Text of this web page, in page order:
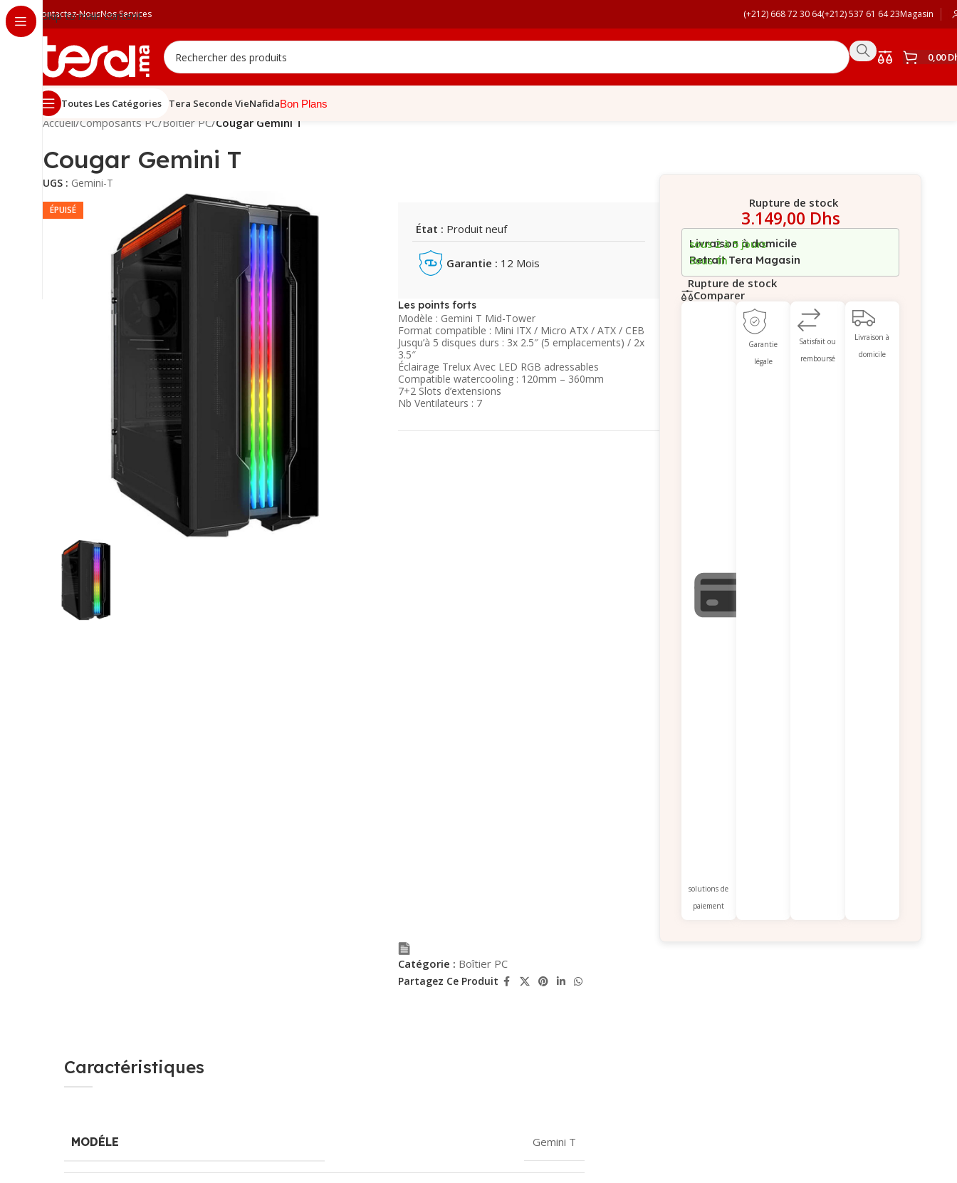
Skip to main content
Contactez-NousNos Services (+212) 668 72 30 64(+212) 537 61 64 23Magasin
0,00
Toutes Les Catégories Tera Seconde VieNafidaBon Plans
Accueil/Composants PC/Boîtier PC/Cougar Gemini T
Cougar Gemini T
UGS : Gemini-T
ÉPUISÉ
État : Produit neuf
Garantie : 12 Mois
Les points forts
Modèle : Gemini T Mid-Tower
Format compatible : Mini ITX / Micro ATX / ATX / CEB
Jusqu’à 5 disques durs : 3x 2.5″ (5 emplacements) / 2x
3.5″
Éclairage Trelux Avec LED RGB adressables
Compatible watercooling : 120mm – 360mm
7+2 Slots d’extensions
Nb Ventilateurs : 7
Rupture de stock
3.149,00 Dhs
Livraison à domicile
sous 2 à 5 jours
Retrait Tera Magasin
Sous 1h
Rupture de stock
Comparer
solutions de
paiement
Garantie
légale
Satisfait ou
remboursé
Livraison à
domicile
Catégorie : Boîtier PC
Partagez Ce Produit
Caractéristiques
MODÉLE Gemini T